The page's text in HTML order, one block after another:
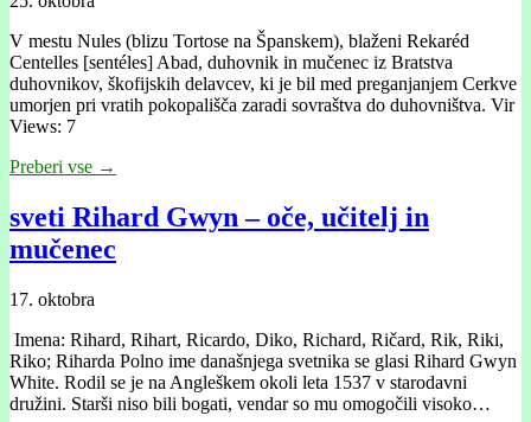
V mestu Nules (blizu Tortose na Španskem), blaženi Rekaréd
Centelles [sentéles] Abad, duhovnik in mučenec iz Bratstva
duhovnikov, škofijskih delavcev, ki je bil med preganjanjem Cerkve
umorjen pri vratih pokopališča zaradi sovraštva do duhovništva. Vir
Views: 7
Preberi vse →
sveti Rihard Gwyn – oče, učitelj in
mučenec
17. oktobra
Imena: Rihard, Rihart, Ricardo, Diko, Richard, Ričard, Rik, Riki,
Riko; Riharda Polno ime današnjega svetnika se glasi Rihard Gwyn
White. Rodil se je na Angleškem okoli leta 1537 v starodavni
družini. Starši niso bili bogati, vendar so mu omogočili visoko…